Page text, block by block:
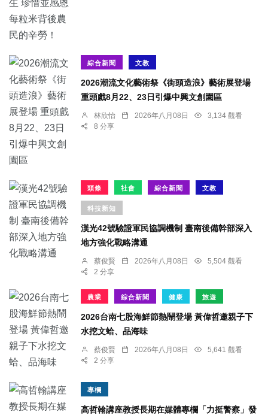
綜合新聞 文教
2026潮流文化藝術祭《街頭造浪》藝術展登場
重頭戲8月22、23日引爆中興文創園區
林欣怡 2026年八月08日
3,134 觀看
8 分享
頭條 社會 綜合新聞 文教
科技新知
漢光42號驗證軍民協調機制 臺南後備幹部深入
地方強化戰略溝通
蔡俊賢 2026年八月08日
5,504 觀看
2 分享
農業 綜合新聞 健康 旅遊
2026台南七股海鮮節熱鬧登場 黃偉哲邀親子下
水挖文蛤、品海味
蔡俊賢 2026年八月08日
5,641 觀看
2 分享
專欄
高哲翰講座教授長期在媒體專欄「力挺警察」發